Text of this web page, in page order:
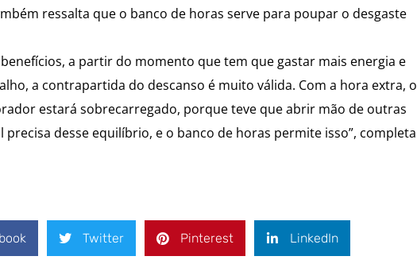
ressalta que o banco de horas serve para poupar o desgaste
a partir do momento que tem que gastar mais energia e
a contrapartida do descanso é muito válida. Com a hora extra, o
estará sobrecarregado, porque teve que abrir mão de outras
precisa desse equilíbrio, e o banco de horas permite isso”, completa
Twitter Pinterest LinkedIn